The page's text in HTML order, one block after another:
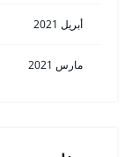
أبريل 2021
مارس 2021